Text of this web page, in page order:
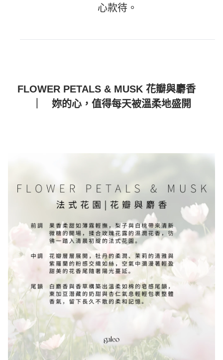
心款待。
FLOWER PETALS & MUSK 花瓣與麝香
｜ 妳的心，值得每天被溫柔地盛開